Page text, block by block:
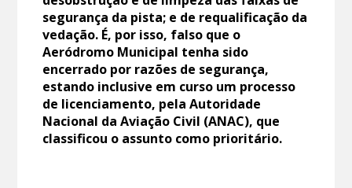
segurança da pista; e de requalificação da
vedação. É, por isso, falso que o
Aeródromo Municipal tenha sido
encerrado por razões de segurança,
estando inclusive em curso um processo
de licenciamento, pela Autoridade
Nacional da Aviação Civil (ANAC), que
classificou o assunto como prioritário.